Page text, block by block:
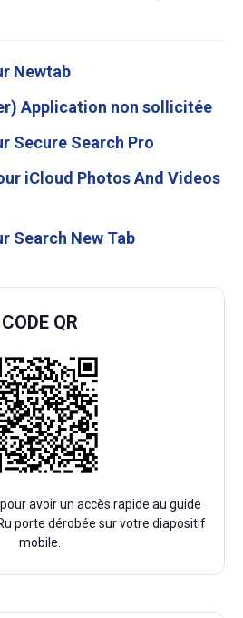
Newtab
Application non sollicitée
Secure Search Pro
iCloud Photos And Videos
Search New Tab
CODE QR
avoir un accès rapide au guide
porte dérobée sur votre diapositif
mobile.